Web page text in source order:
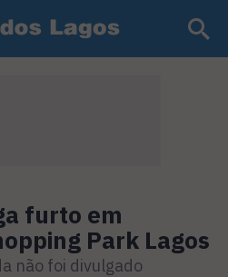
furto em
Park Lagos
não foi divulgado